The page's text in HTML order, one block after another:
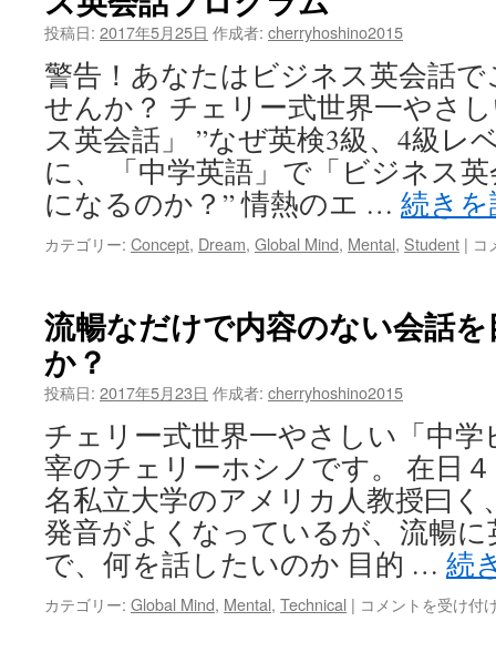
と
は
可
能
で
す。
仕
事
が
英
も
で
に
な
り
ま
し
ょ
う。
投稿日: 2017年5月25日 作成者: cherryhoshino2015
警告！あなたはビジネス英会話
せんか？ チェリー式世界一やさ
ス英会話」 ”なぜ英検3級、4級レ
に、 「中学英語」で「ビジネス
になるのか？” 情熱のエ … 続き
カテゴリー: Concept, Dream, Global Mind, Mental, Student | 会
児
超
多
忙
活
に
も
対
応
す
コ
流暢なだけで内容のない会話
か？
投稿日: 2017年5月23日 作成者: cherryhoshino2015
チェリー式世界一やさしい「中
宰のチェリーホシノです。 在日
名私立大学のアメリカ人教授曰く
発音がよくなっているが、流暢
で、何を話したいのか 目的 … 続
カテゴリー: Global Mind, Mental, Technical | 流
コメントを受け付